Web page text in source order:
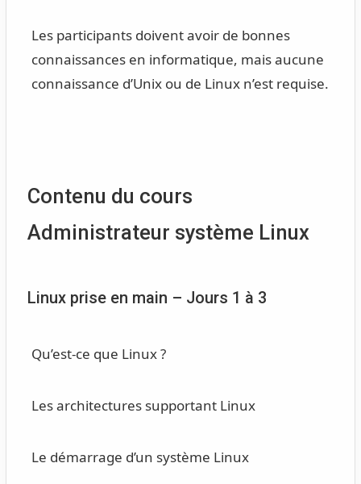
Les participants doivent avoir de bonnes
connaissances en informatique, mais aucune
connaissance d’Unix ou de Linux n’est requise.
Contenu du cours
Administrateur système Linux
Linux prise en main – Jours 1 à 3
Qu’est-ce que Linux ?
Les architectures supportant Linux
Le démarrage d’un système Linux